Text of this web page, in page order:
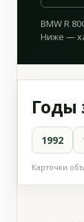
BMW R
Ниже —
Годы
1992
Карточки